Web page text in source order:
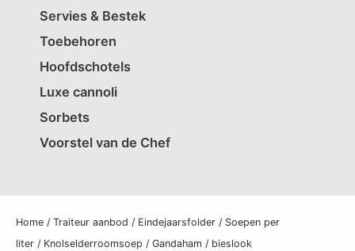
Servies & Bestek
Toebehoren
Hoofdschotels
Luxe cannoli
Sorbets
Voorstel van de Chef
Home / Traiteur aanbod / Eindejaarsfolder / Soepen per
liter / Knolselderroomsoep / Gandaham / bieslook